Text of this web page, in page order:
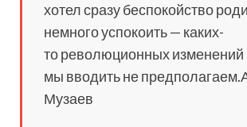
хотел сразу беспокойство
немного успокоить — каких-
то революционных изменений
мы вводить не
Музаев